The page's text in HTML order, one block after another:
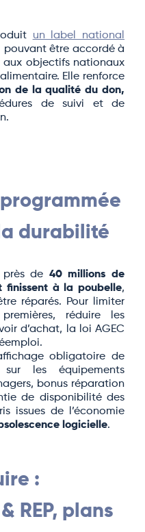
un label national
pouvant être accordé à
objectifs nationaux
Elle renforce
de la qualité du don,
de suivi et de
durabilité
près de 40 millions de
finissent à la poubelle,
réparés. Pour limiter
réduire les
d’achat, la loi AGEC
obligatoire de
les équipements
bonus réparation
de disponibilité des
issues de l’économie
logicielle.
:
REP, plans